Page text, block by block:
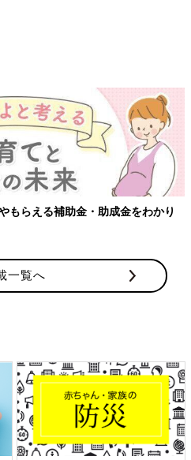
もらえる補助金・助成金をわかり
一覧へ